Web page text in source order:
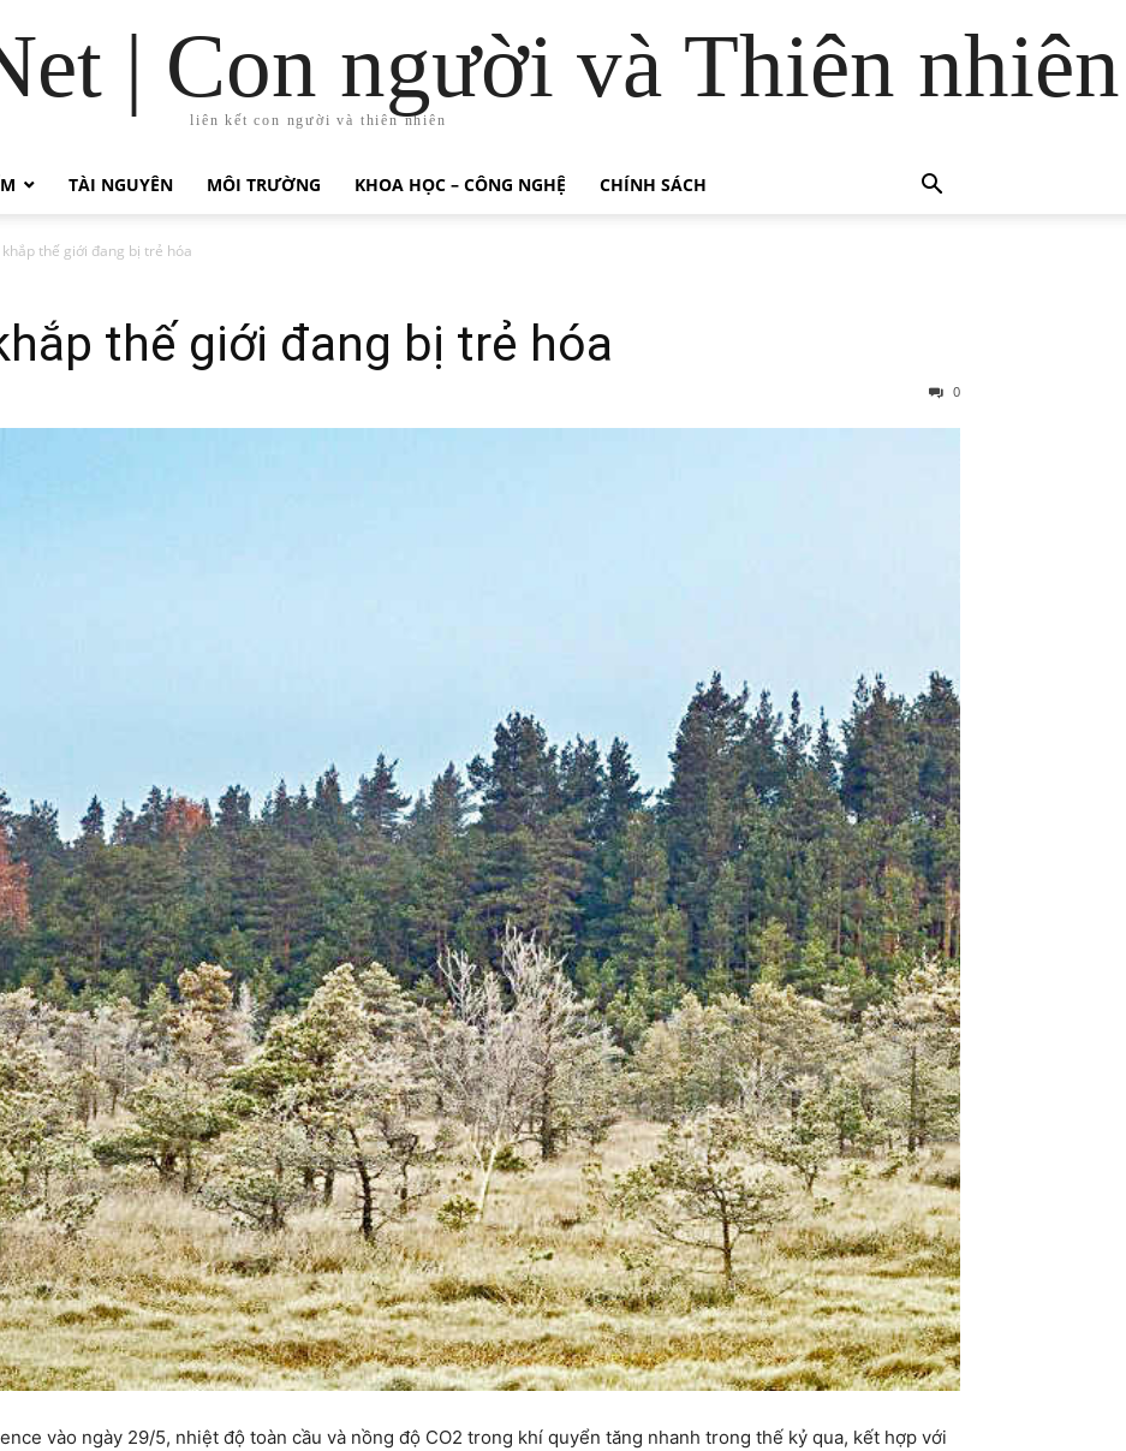
| Con người và Thiên nhiên
liên kết con người và thiên nhiên
TÀI NGUYÊN MÔI TRƯỜNG KHOA HỌC – CÔNG NGHỆ CHÍNH SÁCH
thế giới đang bị trẻ hóa
thế giới đang bị trẻ hóa
0
vào ngày 29/5, nhiệt độ toàn cầu và nồng độ CO2 trong khí quyển tăng nhanh trong thế kỷ qua, kết hợp với